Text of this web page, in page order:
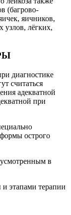
(багрово-
яичников,
узлов, лёгких,
диагностике
считаться
адекватной
при
острого
в
и этапами терапии